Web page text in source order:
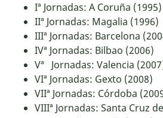
Iª Jornadas: A Coruña (1995)
IIª Jornadas: Magalia (1996)
IIIª Jornadas: Barcelona
IVª Jornadas: Bilbao (2006)
Vª Jornadas: Valencia
VIª Jornadas: Gexto (2008)
VIIª Jornadas: Córdoba
VIIIª Jornadas: Santa Cruz